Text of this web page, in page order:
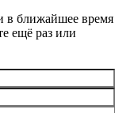
в ближайшее время
ещё раз или